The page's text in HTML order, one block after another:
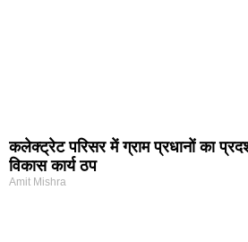
कलेक्ट्रेट परिसर में ग्राम प्रधानों का
विकास कार्य ठप
Amit Mishra